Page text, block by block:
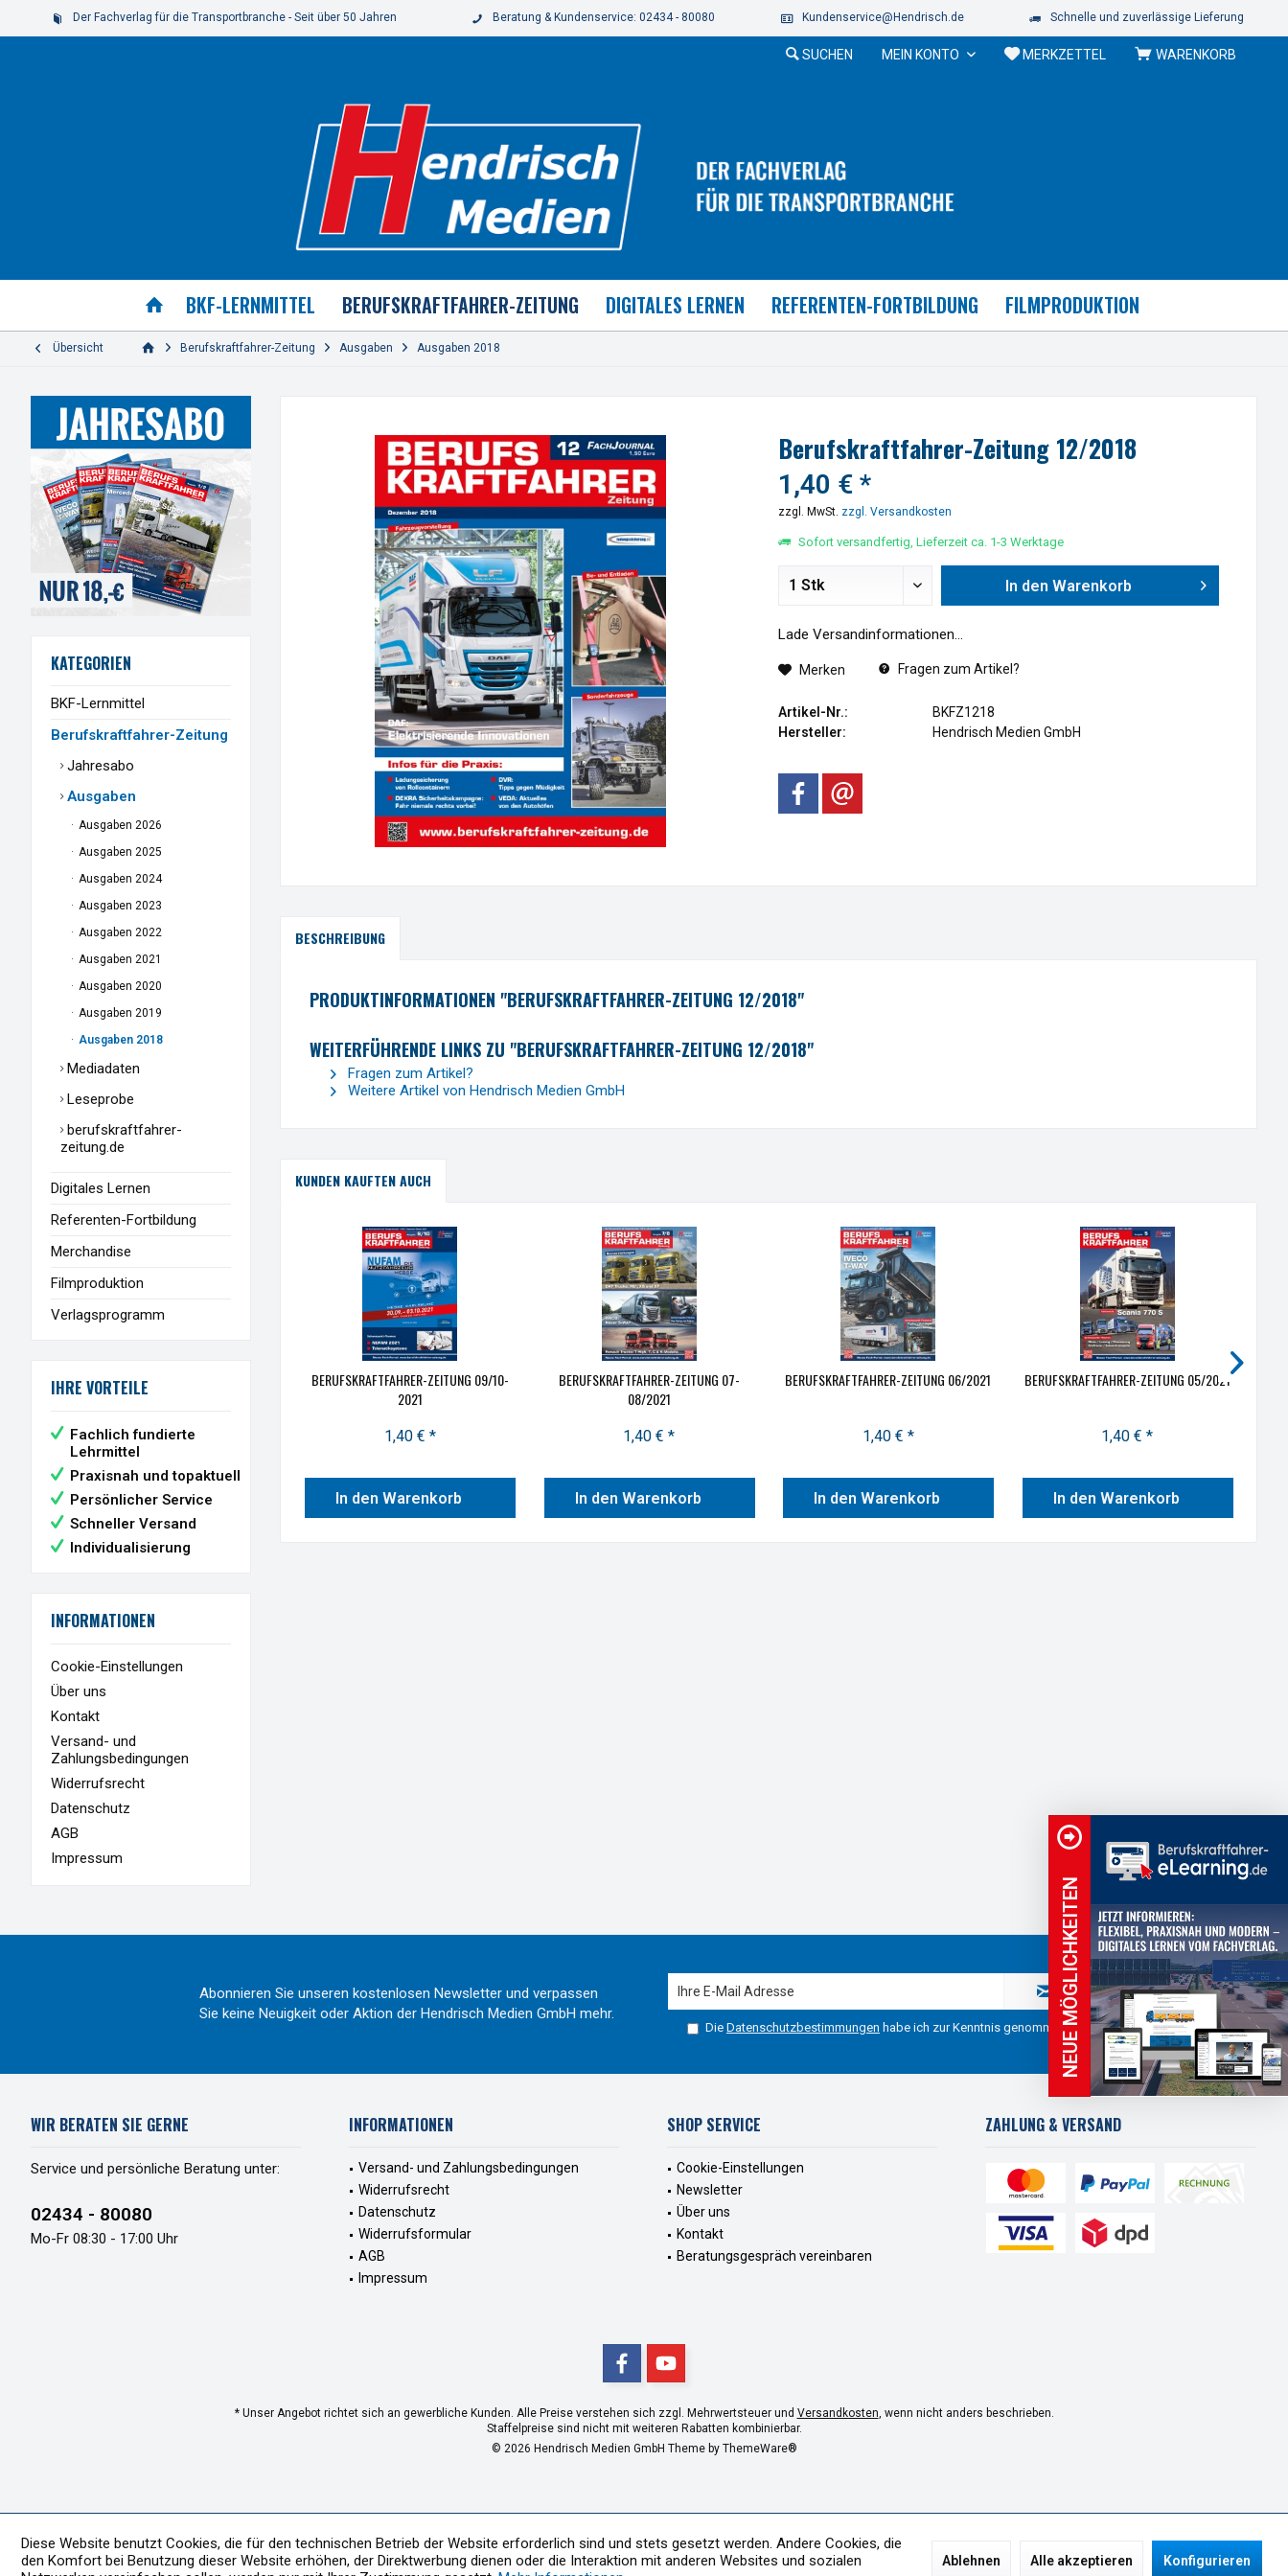
Der Fachverlag für die Transportbranche - Seit über 50 Jahren Beratung & Kundenservice: 02434 - 80080 Kundenservice@Hendrisch.de Schnelle und zuverlässige Lieferung
WARENKORB
MERKZETTEL
MEIN KONTO
SUCHEN
BKF-LERNMITTEL BERUFSKRAFTFAHRER-ZEITUNG DIGITALES LERNEN REFERENTEN-FORTBILDUNG FILMPRODUKTION
Übersicht Berufskraftfahrer-Zeitung Ausgaben Ausgaben 2018
KATEGORIEN
BKF-Lernmittel
Berufskraftfahrer-Zeitung
Jahresabo
Ausgaben
Ausgaben 2026
Ausgaben 2025
Ausgaben 2024
Ausgaben 2023
Ausgaben 2022
Ausgaben 2021
Ausgaben 2020
Ausgaben 2019
Ausgaben 2018
Mediadaten
Leseprobe
berufskraftfahrer-
zeitung.de
Digitales Lernen
Referenten-Fortbildung
Merchandise
Filmproduktion
Verlagsprogramm
IHRE VORTEILE
Fachlich fundierte
Lehrmittel
Praxisnah und topaktuell
Persönlicher Service
Schneller Versand
Individualisierung
INFORMATIONEN
Cookie-Einstellungen
Über uns
Kontakt
Versand- und
Zahlungsbedingungen
Widerrufsrecht
Datenschutz
AGB
Impressum
Berufskraftfahrer-Zeitung 12/2018
1,40 € *
zzgl. MwSt. zzgl. Versandkosten
Sofort versandfertig, Lieferzeit ca. 1-3 Werktage
In den Warenkorb
Lade Versandinformationen...
Merken Fragen zum Artikel?
Artikel-Nr.:
BKFZ1218
Hersteller:
Hendrisch Medien GmbH
BESCHREIBUNG
PRODUKTINFORMATIONEN "BERUFSKRAFTFAHRER-ZEITUNG 12/2018"
WEITERFÜHRENDE LINKS ZU "BERUFSKRAFTFAHRER-ZEITUNG 12/2018"
Fragen zum Artikel?
Weitere Artikel von Hendrisch Medien GmbH
KUNDEN KAUFTEN AUCH
BERUFSKRAFTFAHRER-ZEITUNG 09/10-
2021
1,40 € *
In den Warenkorb
BERUFSKRAFTFAHRER-ZEITUNG 07-
08/2021
1,40 € *
In den Warenkorb
BERUFSKRAFTFAHRER-ZEITUNG 06/2021
1,40 € *
In den Warenkorb
BERUFSKRAFTFAHRER-ZEITUNG 05/2021
1,40 € *
In den Warenkorb
Abonnieren Sie unseren kostenlosen Newsletter und verpassen
Sie keine Neuigkeit oder Aktion der Hendrisch Medien GmbH mehr.
Die Datenschutzbestimmungen habe ich zur Kenntnis genommen.
WIR BERATEN SIE GERNE
Service und persönliche Beratung unter:
02434 - 80080
Mo-Fr 08:30 - 17:00 Uhr
INFORMATIONEN
Versand- und Zahlungsbedingungen
Widerrufsrecht
Datenschutz
Widerrufsformular
AGB
Impressum
SHOP SERVICE
Cookie-Einstellungen
Newsletter
Über uns
Kontakt
Beratungsgespräch vereinbaren
ZAHLUNG & VERSAND
* Unser Angebot richtet sich an gewerbliche Kunden. Alle Preise verstehen sich zzgl. Mehrwertsteuer und Versandkosten, wenn nicht anders beschrieben.
Staffelpreise sind nicht mit weiteren Rabatten kombinierbar.
© 2026 Hendrisch Medien GmbH Theme by ThemeWare®
NEUE MÖGLICHKEITEN
Diese Website benutzt Cookies, die für den technischen Betrieb der Website erforderlich sind und stets gesetzt werden. Andere Cookies, die
den Komfort bei Benutzung dieser Website erhöhen, der Direktwerbung dienen oder die Interaktion mit anderen Websites und sozialen
Ablehnen Alle akzeptieren Konfigurieren